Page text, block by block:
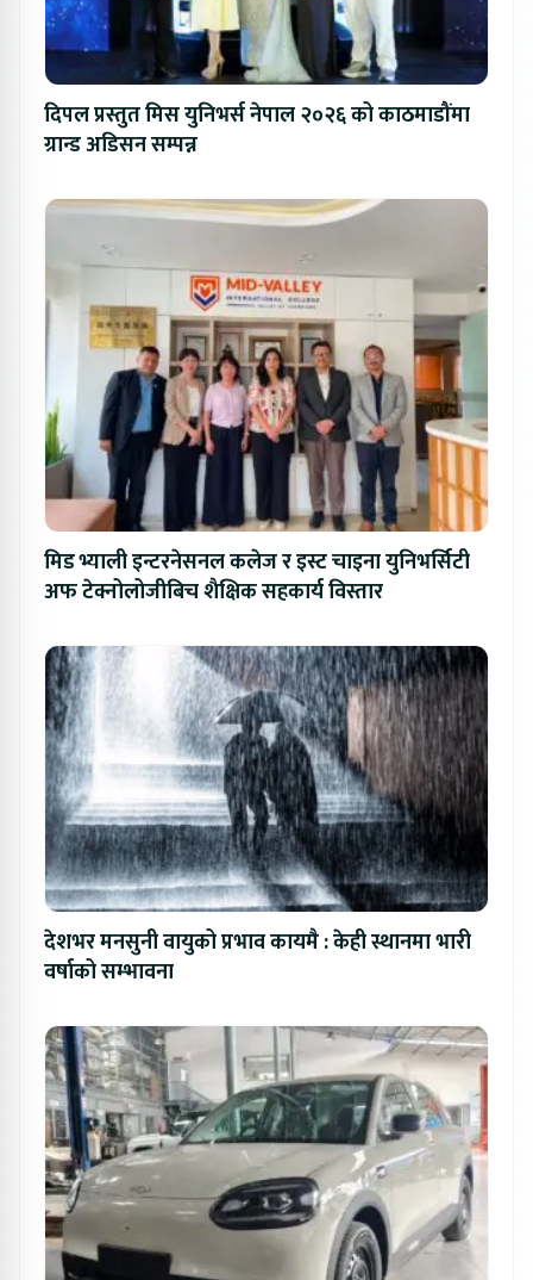
दिपल प्रस्तुत मिस युनिभर्स नेपाल २०२६ को काठमाडौंमा
ग्रान्ड अडिसन सम्पन्न
मिड भ्याली इन्टरनेसनल कलेज र इस्ट चाइना युनिभर्सिटी
अफ टेक्नोलोजीबिच शैक्षिक सहकार्य विस्तार
देशभर मनसुनी वायुको प्रभाव कायमै : केही स्थानमा भारी
वर्षाको सम्भावना